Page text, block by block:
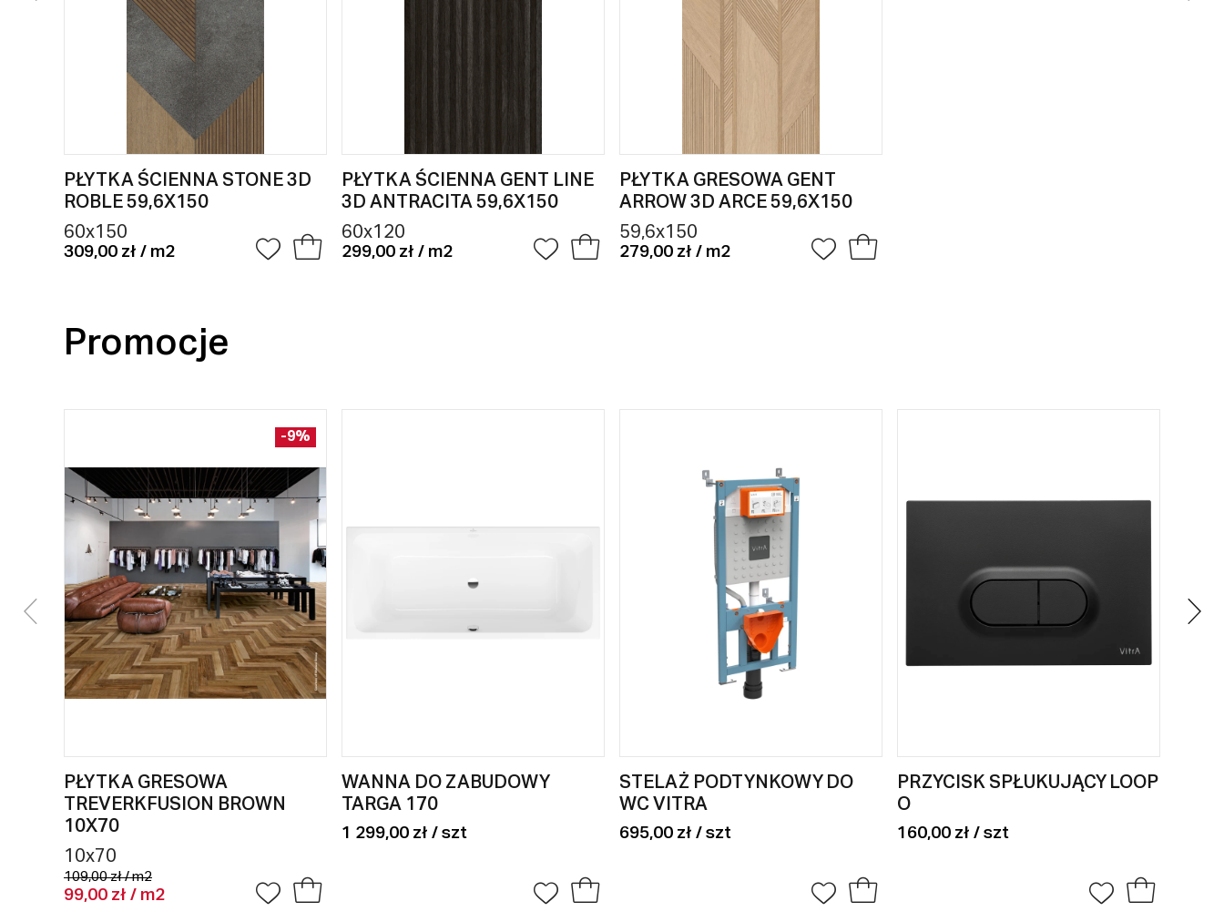
PŁYTKA ŚCIENNA STONE 3D
ROBLE 59,6X150
60x150
309,00 zł / m2
PŁYTKA ŚCIENNA GENT LINE
3D ANTRACITA 59,6X150
60x120
299,00 zł / m2
PŁYTKA GRESOWA GENT
ARROW 3D ARCE 59,6X150
59,6x150
279,00 zł / m2
Promocje
PŁYTKA GRESOWA
TREVERKFUSION BROWN
10X70
10x70
109,00 zł / m2
99,00 zł / m2
-9%
WANNA DO ZABUDOWY
TARGA 170
1 299,00 zł / szt
STELAŻ PODTYNKOWY DO
WC VITRA
695,00 zł / szt
PRZYCISK SPŁUKUJĄCY LOOP
O
160,00 zł / szt